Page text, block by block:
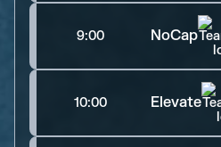
9:00 NoCap
10:00 Elevate